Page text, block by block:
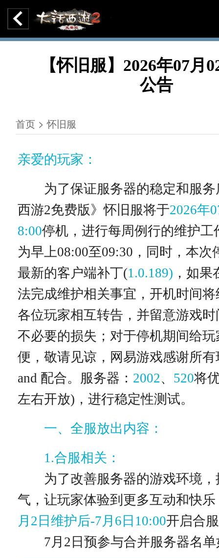
【怀旧服】2026年07月
公告
首页 > 怀旧服
亲爱的玩家：
为了保证服务器的稳定和服务
西游2免费版》怀旧服将于2026年
8:00停机，进行每周例行的维护工
为早上08:00至09:30，同时，本次
最新的客户端补丁(1.0.189) ，如
法完成维护相关事宜，开机时间
各位玩家相互转告，并留意游戏
不必要的损失；对于停机期间给
便，敬请见谅，网易游戏感谢所
and 配合。服务器： 2002、 520将
左右开放)，进行稳定性测试。
一、全服放出内容：
1.合服相关：
为了改善服务器的游戏环境，
气，让玩家体验到更多互动和快
月2日维护后-7月6日10:00开启合
7月2日预参与合并服务器名单